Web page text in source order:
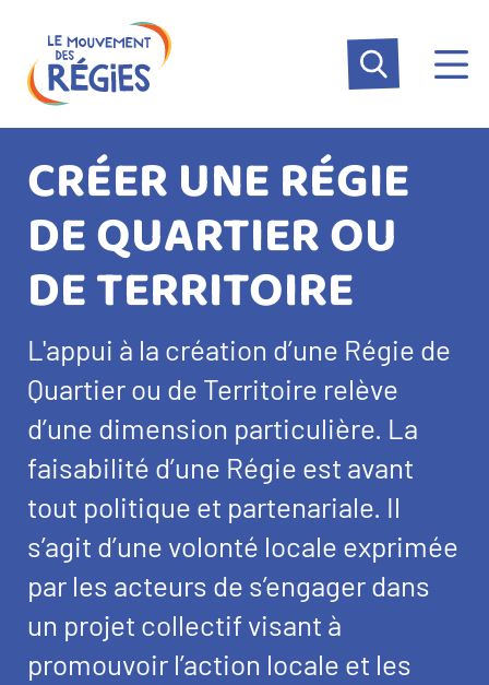
contenu
principal
CRÉER UNE RÉGIE
DE QUARTIER OU
DE TERRITOIRE
Texte
d’introduction
L'appui à la création d’une Régie de
Quartier ou de Territoire relève
d’une dimension particulière. La
faisabilité d’une Régie est avant
tout politique et partenariale. Il
s’agit d’une volonté locale exprimée
par les acteurs de s’engager dans
un projet collectif visant à
promouvoir l’action locale et les